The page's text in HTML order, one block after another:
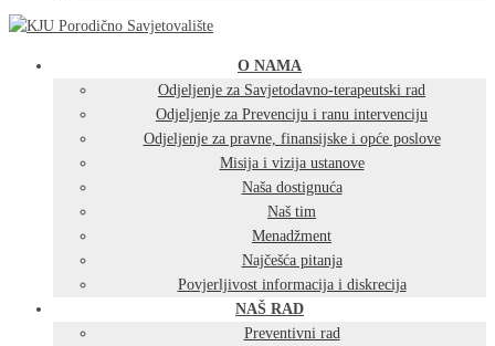
O NAMA
Odjeljenje za Savjetodavno-terapeutski rad
Odjeljenje za Prevenciju i ranu intervenciju
Odjeljenje za pravne, finansijske i opće poslove
Misija i vizija ustanove
Naša dostignuća
Naš tim
Menadžment
Najčešća pitanja
Povjerljivost informacija i diskrecija
NAŠ RAD
Preventivni rad